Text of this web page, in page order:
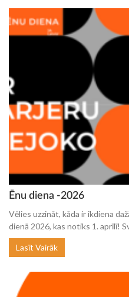
Ēnu diena -2026
Vēlies uzzināt, kāda ir ikdiena
dienā 2026, kas notiks 1. aprīlī!
Lasīt Vairāk